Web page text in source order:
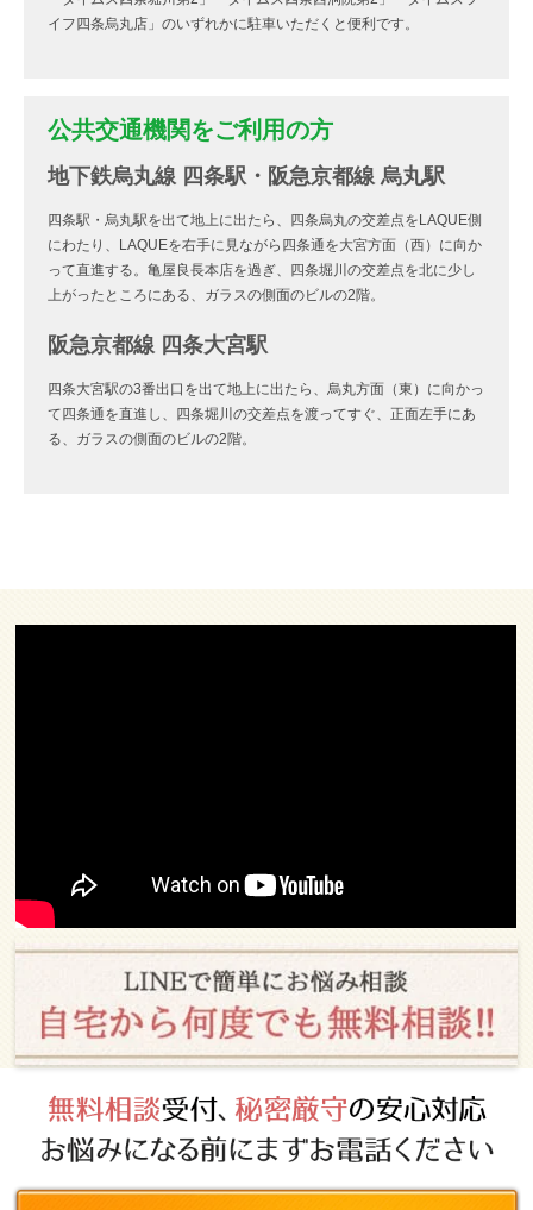
イフ四条烏丸店」のいずれかに駐車いただくと便利です。
公共交通機関をご利用の方
地下鉄烏丸線 四条駅・阪急京都線 烏丸駅
四条駅・烏丸駅を出て地上に出たら、四条烏丸の交差点をLAQUE側
にわたり、LAQUEを右手に見ながら四条通を大宮方面（西）に向か
って直進する。亀屋良長本店を過ぎ、四条堀川の交差点を北に少し
上がったところにある、ガラスの側面のビルの2階。
阪急京都線 四条大宮駅
四条大宮駅の3番出口を出て地上に出たら、烏丸方面（東）に向かっ
て四条通を直進し、四条堀川の交差点を渡ってすぐ、正面左手にあ
る、ガラスの側面のビルの2階。